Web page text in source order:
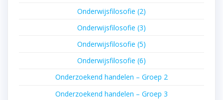
Onderwijsfilosofie (2)
Onderwijsfilosofie (3)
Onderwijsfilosofie (5)
Onderwijsfilosofie (6)
Onderzoekend handelen – Groep 2
Onderzoekend handelen – Groep 3